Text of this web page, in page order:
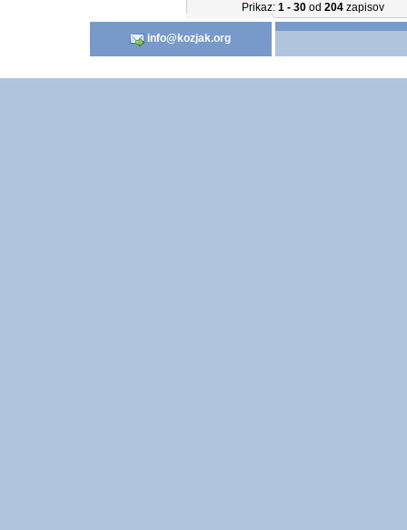
Prikaz: 1 - 30 od 204 zapisov
info@kozjak.org